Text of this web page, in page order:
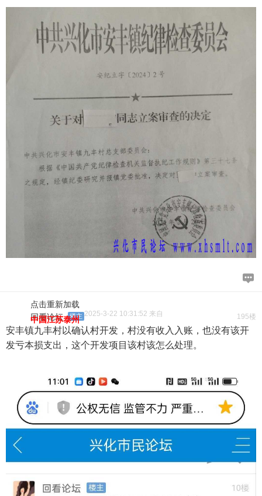
点击重新加载
195楼
回看论坛 楼主 2025-3-22 10:31:52 来自
中国江苏泰州
安丰镇九丰村以确认村开发，村没有收入入账，也没有该开
发亏本损支出，这个开发项目该村该怎么处理。